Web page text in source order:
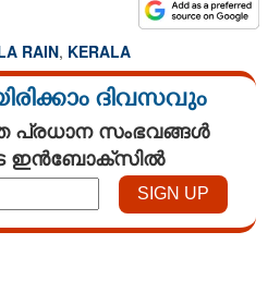
RAIN, KERALA
ദിവസവും
പ്രധാന സംഭവങ്ങൾ
ഇൻബോക്സിൽ